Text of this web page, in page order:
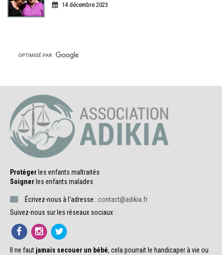
14 décembre 2023
Protéger les enfants maltraités
Soigner les enfants malades
Écrivez-nous à l'adresse : contact@adikia.fr
Suivez-nous sur les réseaux sociaux :
Il ne faut jamais secouer un bébé, cela pourrait le handicaper à vie ou